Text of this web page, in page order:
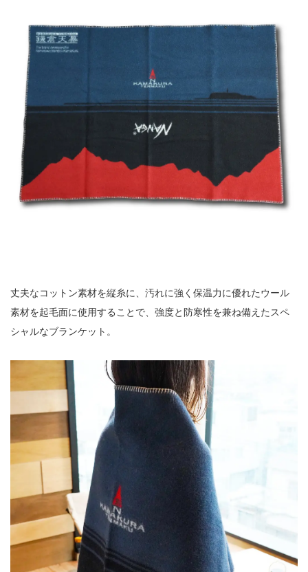
丈夫なコットン素材を縦糸に、汚れに強く保温力に優れたウール
素材を起毛面に使用することで、強度と防寒性を兼ね備えたスペ
シャルなブランケット。